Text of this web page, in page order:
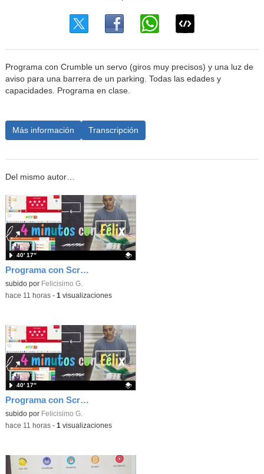
Programa con Crumble un servo (giros muy precisos) y una luz de
aviso para una barrera de un parking. Todas las edades y
capacidades. Programa en clase.
Más información Transcripción
Del mismo autor…
Programa con Scratch, 8 diferentes juegos para vivir la emoción de los partidos de España en el mundial 2026
Contenido educativo.
subido por Felicisimo G.
40′ 17″
-hace 11 horas- 1 visualizaciones
Programa con Scratch juegos con los partidos del mundial 2026 ganados por España
Contenido educativo.
subido por Felicisimo G.
40′ 17″
-hace 11 horas- 1 visualizaciones